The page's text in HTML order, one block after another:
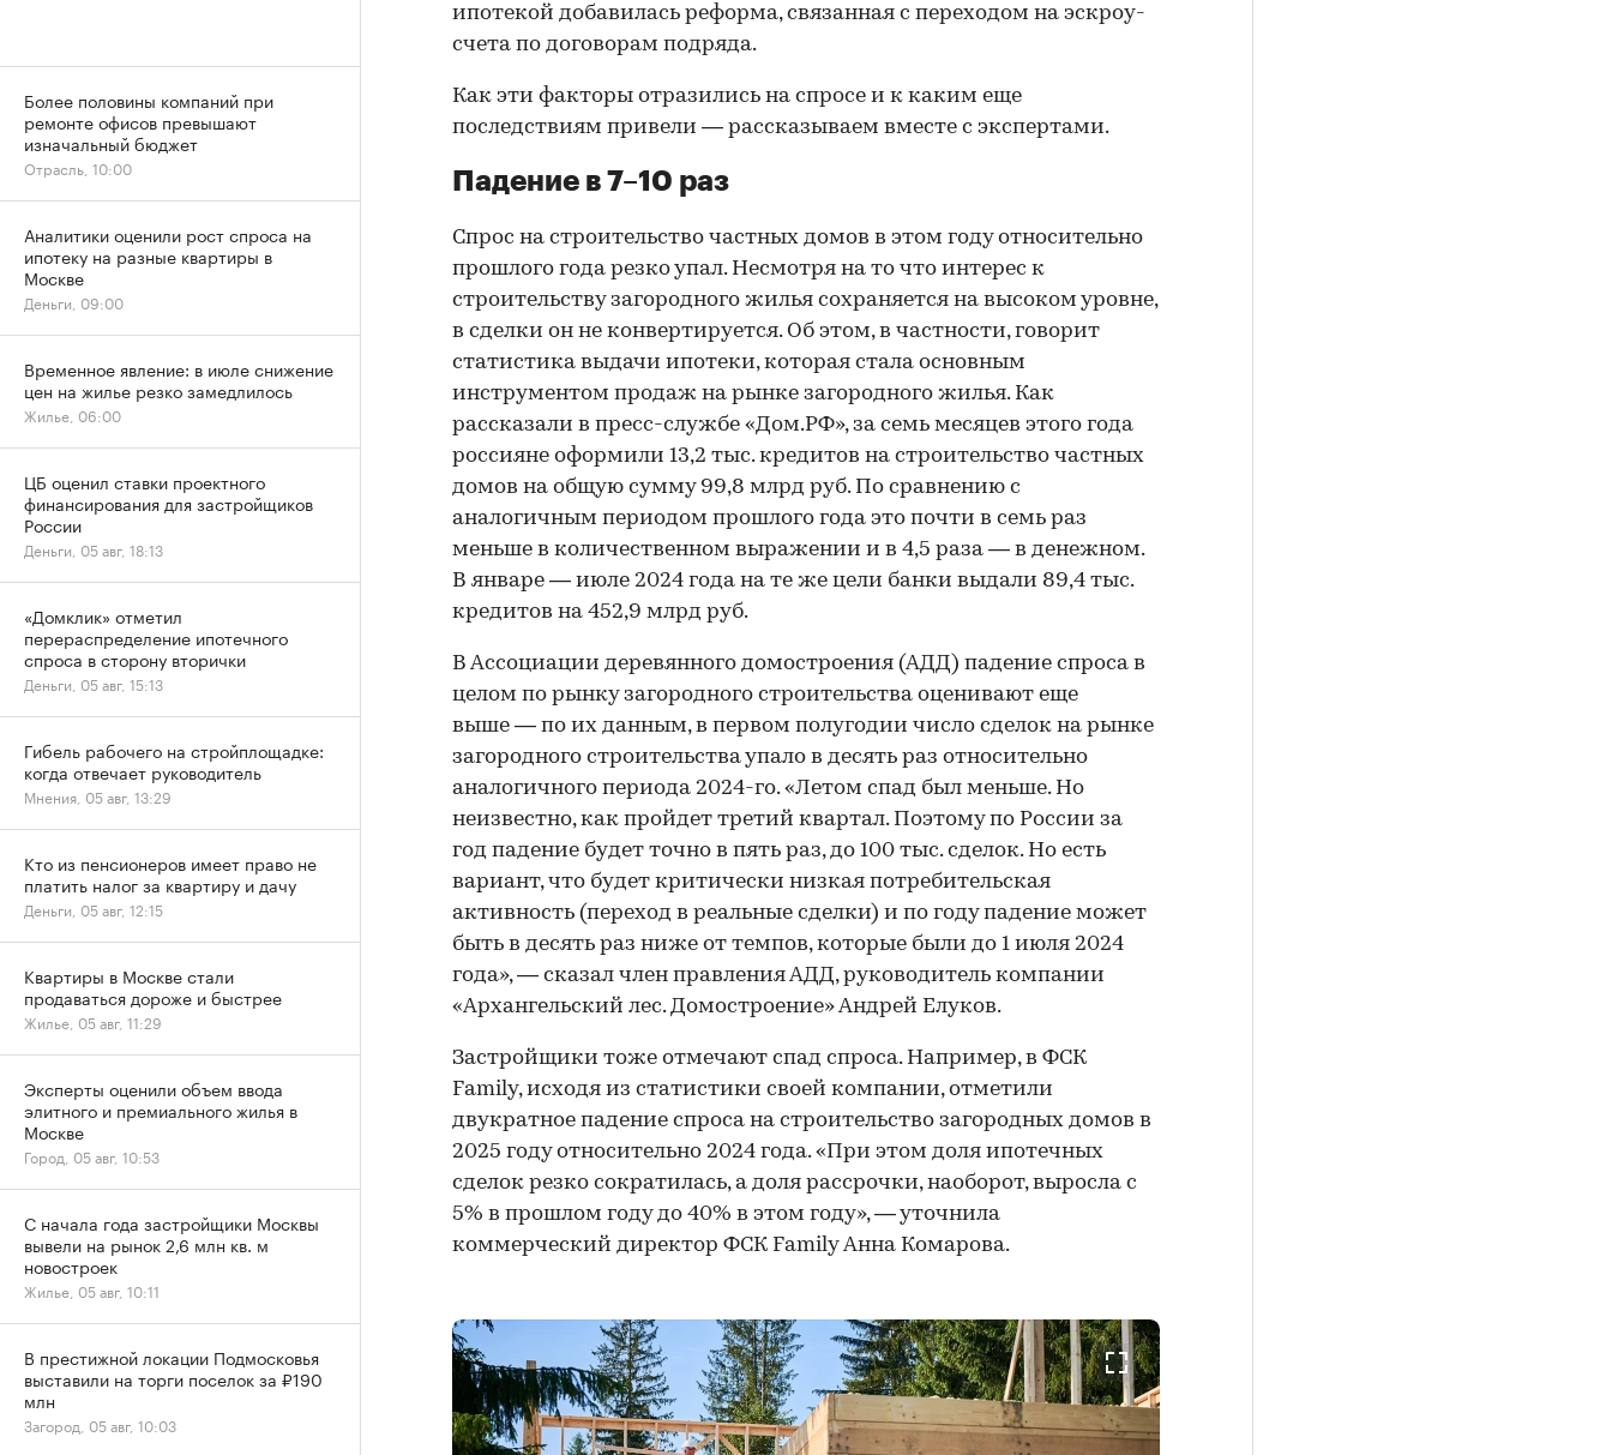
ипотекой добавилась реформа, связанная с переходом на эскроу-
счета по договорам подряда.
Как эти факторы отразились на спросе и к каким еще
последствиям привели — рассказываем вместе с экспертами.
Падение в 7–10 раз
Спрос на строительство частных домов в этом году относительно
прошлого года резко упал. Несмотря на то что интерес к
строительству загородного жилья сохраняется на высоком уровне,
в сделки он не конвертируется. Об этом, в частности, говорит
статистика выдачи ипотеки, которая стала основным
инструментом продаж на рынке загородного жилья. Как
рассказали в пресс-службе «Дом.РФ», за семь месяцев этого года
россияне оформили 13,2 тыс. кредитов на строительство частных
домов на общую сумму 99,8 млрд руб. По сравнению с
аналогичным периодом прошлого года это почти в семь раз
меньше в количественном выражении и в 4,5 раза — в денежном.
В январе — июле 2024 года на те же цели банки выдали 89,4 тыс.
кредитов на 452,9 млрд руб.
В Ассоциации деревянного домостроения (АДД) падение спроса в
целом по рынку загородного строительства оценивают еще
выше — по их данным, в первом полугодии число сделок на рынке
загородного строительства упало в десять раз относительно
аналогичного периода 2024-го. «Летом спад был меньше. Но
неизвестно, как пройдет третий квартал. Поэтому по России за
год падение будет точно в пять раз, до 100 тыс. сделок. Но есть
вариант, что будет критически низкая потребительская
активность (переход в реальные сделки) и по году падение может
быть в десять раз ниже от темпов, которые были до 1 июля 2024
года», — сказал член правления АДД, руководитель компании
«Архангельский лес. Домостроение» Андрей Елуков.
Застройщики тоже отмечают спад спроса. Например, в ФСК
Family, исходя из статистики своей компании, отметили
двукратное падение спроса на строительство загородных домов в
2025 году относительно 2024 года. «При этом доля ипотечных
сделок резко сократилась, а доля рассрочки, наоборот, выросла с
5% в прошлом году до 40% в этом году», — уточнила
коммерческий директор ФСК Family Анна Комарова.
Более половины компаний при
ремонте офисов превышают
изначальный бюджет
Отрасль, 10:00
Аналитики оценили рост спроса на
ипотеку на разные квартиры в
Москве
Деньги, 09:00
Временное явление: в июле снижение
цен на жилье резко замедлилось
Жилье, 06:00
ЦБ оценил ставки проектного
финансирования для застройщиков
России
Деньги, 05 авг, 18:13
«Домклик» отметил
перераспределение ипотечного
спроса в сторону вторички
Деньги, 05 авг, 15:13
Гибель рабочего на стройплощадке:
когда отвечает руководитель
Мнения, 05 авг, 13:29
Кто из пенсионеров имеет право не
платить налог за квартиру и дачу
Деньги, 05 авг, 12:15
Квартиры в Москве стали
продаваться дороже и быстрее
Жилье, 05 авг, 11:29
Эксперты оценили объем ввода
элитного и премиального жилья в
Москве
Город, 05 авг, 10:53
С начала года застройщики Москвы
вывели на рынок 2,6 млн кв. м
новостроек
Жилье, 05 авг, 10:11
В престижной локации Подмосковья
выставили на торги поселок за ₽190
млн
Загород, 05 авг, 10:03